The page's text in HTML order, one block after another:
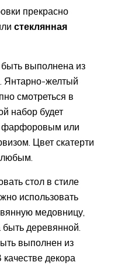
прекрасно
стеклянная
выполнена из
Янтарно-желтый
смотреться в
набор будет
фарфоровым или
Цвет скатерти
любым.
стол в стиле
использовать
медовницу,
деревянной.
выполнен из
декора